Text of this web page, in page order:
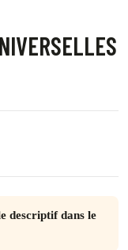
descriptif dans le